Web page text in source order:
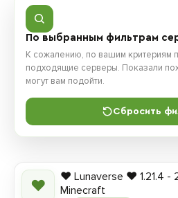
По выбранным фильтрам
К сожалению, по вашим критериям
подходящие серверы. Показали
могут вам подойти.
Сбросить
❤
❤️ Lunaverse ❤️ 1.21.4 -
Minecraft